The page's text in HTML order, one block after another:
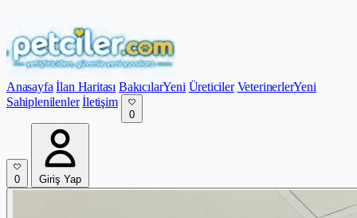
Anasayfa İlan Haritası BakıcılarYeni Üreticiler VeterinerlerYeni
Sahiplenilenler İletişim
0
0 Giriş Yap